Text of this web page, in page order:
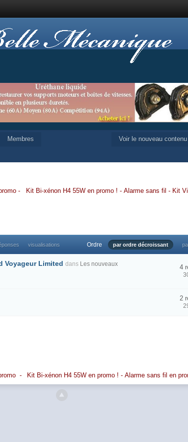
Voir le nouveau contenu
Membres
- Kit Bi-xénon H4 55W en promo ! - Alarme sans fil- Kit
visualisations Ordre par ordre décroissant
Voyageur Limited dans Les nouveaux
4
2
- Kit Bi-xénon H4 55W en promo ! - Alarme sans fil en